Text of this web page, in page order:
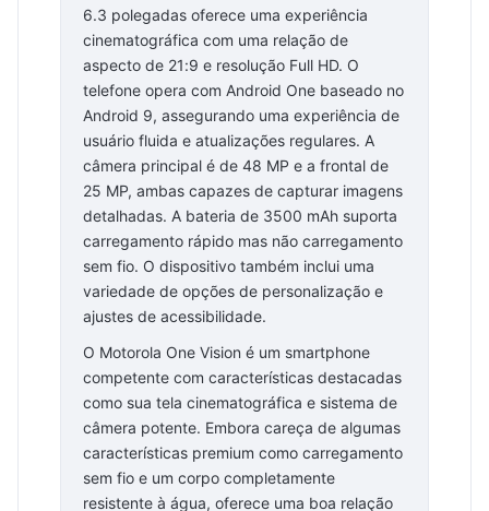
6.3 polegadas oferece uma experiência
cinematográfica com uma relação de
aspecto de 21:9 e resolução Full HD. O
telefone opera com Android One baseado no
Android 9, assegurando uma experiência de
usuário fluida e atualizações regulares. A
câmera principal é de 48 MP e a frontal de
25 MP, ambas capazes de capturar imagens
detalhadas. A bateria de 3500 mAh suporta
carregamento rápido mas não carregamento
sem fio. O dispositivo também inclui uma
variedade de opções de personalização e
ajustes de acessibilidade.
O Motorola One Vision é um smartphone
competente com características destacadas
como sua tela cinematográfica e sistema de
câmera potente. Embora careça de algumas
características premium como carregamento
sem fio e um corpo completamente
resistente à água, oferece uma boa relação